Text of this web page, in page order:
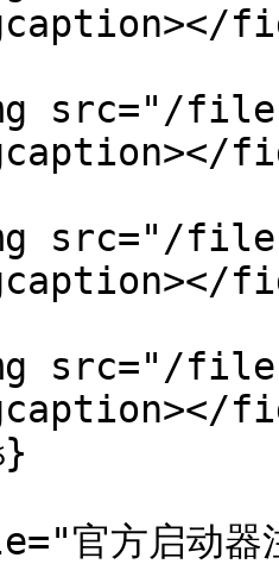
src="/files/
src="/files/
src="/files/
官方启动器